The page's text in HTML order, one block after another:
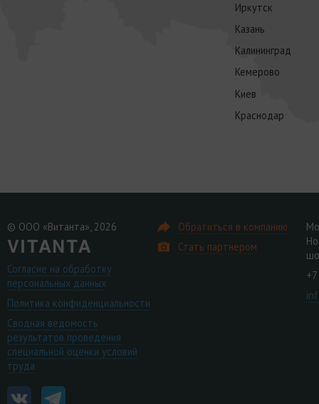
Иркутск
Казань
Калининград
Кемерово
Киев
Краснодар
© ООО «Витанта», 2026
Согласие на обработку
персональных данных
Политика конфиденциальности
Сводная ведомость
результатов проведения
специальной оценки условий
труда
Обратиться в компанию
Стать партнером